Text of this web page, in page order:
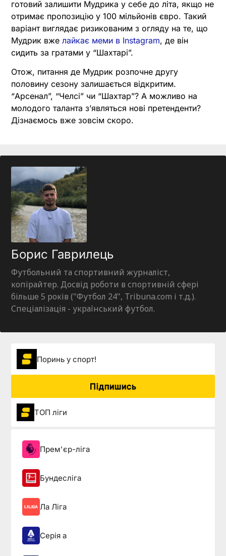
готовий залишити Мудрика у себе до літа, якщо не
отримає пропозицію у 100 мільйонів євро. Такий
варіант виглядає ризикованим з огляду на те, що
Мудрик вже лайкає меми в Instagram, де він
сидить за гратами у “Шахтарі”.
Отож, питання де Мудрик розпочне другу
половину сезону залишається відкритим.
“Арсенал”, “Челсі” чи “Шахтар”? А можливо на
молодого таланта з’являться нові претенденти?
Дізнаємось вже зовсім скоро.
Борис Гаврилець
Футбольний та спортивний журналіст,
копірайтер. Досвід роботи в спортивній сфері
більше 5 років ("Футбол 24", Tribuna.com і т.д.).
Спеціалізація - український футбол.
Поринь у спорт!
Підпишись
ТОП ліги
Прем'єр-ліга
Бундесліга
Ла Ліга
Серія а